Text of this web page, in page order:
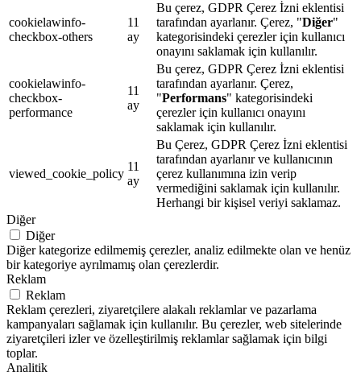
cookielawinfo-
checkbox-others
11
ay
Bu çerez, GDPR Çerez İzni eklentisi
tarafından ayarlanır. Çerez, "Diğer"
kategorisindeki çerezler için kullanıcı
onayını saklamak için kullanılır.
cookielawinfo-
checkbox-
performance
11
ay
Bu çerez, GDPR Çerez İzni eklentisi
tarafından ayarlanır. Çerez,
"Performans" kategorisindeki
çerezler için kullanıcı onayını
saklamak için kullanılır.
viewed_cookie_policy
11
ay
Bu Çerez, GDPR Çerez İzni eklentisi
tarafından ayarlanır ve kullanıcının
çerez kullanımına izin verip
vermediğini saklamak için kullanılır.
Herhangi bir kişisel veriyi saklamaz.
Diğer
Diğer
Diğer kategorize edilmemiş çerezler, analiz edilmekte olan ve henüz
bir kategoriye ayrılmamış olan çerezlerdir.
Reklam
Reklam
Reklam çerezleri, ziyaretçilere alakalı reklamlar ve pazarlama
kampanyaları sağlamak için kullanılır. Bu çerezler, web sitelerinde
ziyaretçileri izler ve özelleştirilmiş reklamlar sağlamak için bilgi
toplar.
Analitik